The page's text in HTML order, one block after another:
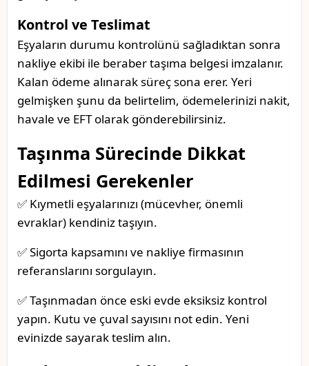
Kontrol ve Teslimat
Eşyaların durumu kontrolünü sağladıktan sonra
nakliye ekibi ile beraber taşıma belgesi imzalanır.
Kalan ödeme alınarak süreç sona erer. Yeri
gelmişken şunu da belirtelim, ödemelerinizi nakit,
havale ve EFT olarak gönderebilirsiniz.
Taşınma Sürecinde Dikkat
Edilmesi Gerekenler
✅ Kıymetli eşyalarınızı (mücevher, önemli
evraklar) kendiniz taşıyın.
✅ Sigorta kapsamını ve nakliye firmasının
referanslarını sorgulayın.
✅ Taşınmadan önce eski evde eksiksiz kontrol
yapın. Kutu ve çuval sayısını not edin. Yeni
evinizde sayarak teslim alın.